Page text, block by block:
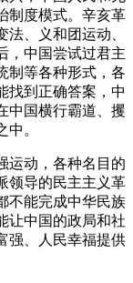
制度模式。辛亥革
、义和团运动、
，中国尝试过君主
制等各种形式，各
找到正确答案，中
中国横行霸道、攫
。
动，各种名目的
领导的民主主义革
不能完成中华民族
让中国的政局和社
强、人民幸福提供